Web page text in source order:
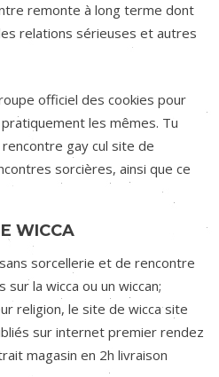
remonte à long terme dont
relations sérieuses et autres
officiel des cookies pour
les mêmes. Tu
gay cul site de
sorcières, ainsi que ce
WICCA
sorcellerie et de rencontre
la wicca ou un wiccan;
religion, le site de wicca site
sur internet premier rendez
magasin en 2h livraison